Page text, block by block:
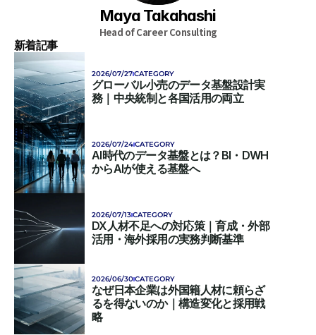
Maya Takahashi
Head of Career Consulting
新着記事
2026/07/27CATEGORY
グローバル小売のデータ基盤設計実
務｜中央統制と各国活用の両立
2026/07/24CATEGORY
AI時代のデータ基盤とは？BI・DWH
からAIが使える基盤へ
2026/07/13CATEGORY
DX人材不足への対応策｜育成・外部
活用・海外採用の実務判断基準
2026/06/30CATEGORY
なぜ日本企業は外国籍人材に頼らざ
るを得ないのか｜構造変化と採用戦
略